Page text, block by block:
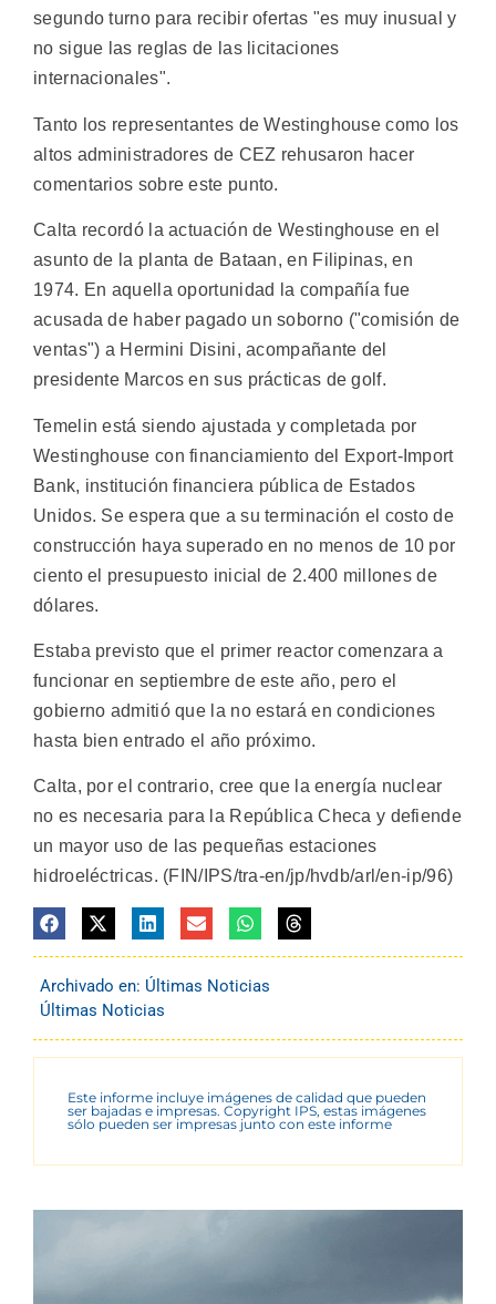
segundo turno para recibir ofertas "es muy inusual y
no sigue las reglas de las licitaciones
internacionales".
Tanto los representantes de Westinghouse como los
altos administradores de CEZ rehusaron hacer
comentarios sobre este punto.
Calta recordó la actuación de Westinghouse en el
asunto de la planta de Bataan, en Filipinas, en
1974. En aquella oportunidad la compañía fue
acusada de haber pagado un soborno ("comisión de
ventas") a Hermini Disini, acompañante del
presidente Marcos en sus prácticas de golf.
Temelin está siendo ajustada y completada por
Westinghouse con financiamiento del Export-Import
Bank, institución financiera pública de Estados
Unidos. Se espera que a su terminación el costo de
construcción haya superado en no menos de 10 por
ciento el presupuesto inicial de 2.400 millones de
dólares.
Estaba previsto que el primer reactor comenzara a
funcionar en septiembre de este año, pero el
gobierno admitió que la no estará en condiciones
hasta bien entrado el año próximo.
Calta, por el contrario, cree que la energía nuclear
no es necesaria para la República Checa y defiende
un mayor uso de las pequeñas estaciones
hidroeléctricas. (FIN/IPS/tra-en/jp/hvdb/arl/en-ip/96)
Archivado en: Últimas Noticias
Últimas Noticias
Este informe incluye imágenes de calidad que pueden
ser bajadas e impresas. Copyright IPS, estas imágenes
sólo pueden ser impresas junto con este informe